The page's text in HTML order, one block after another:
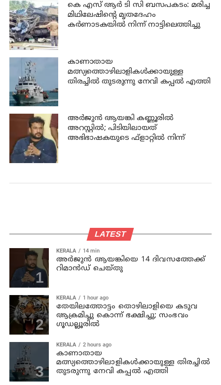
കെ എസ് ആര്‍ ടി സി ബസപകടം: മരിച്ച
മിഥിലേഷിന്റെ മൃതദേഹം
കര്‍ണാടകയില്‍ നിന്ന് നാട്ടിലെത്തിച്ചു
കാണാതായ
മത്സ്യത്തൊഴിലാളികള്‍ക്കായുള്ള
തിരച്ചില്‍ തുടരുന്നു നേവി കപ്പല്‍ എത്തി
അര്‍ജുന്‍ ആയങ്കി കണ്ണൂരില്‍
അറസ്റ്റില്‍; പിടിയിലായത്
അഭിഭാഷകയുടെ ഫ്‌ളാറ്റില്‍ നിന്ന്
LATEST
KERALA 14 min
അര്‍ജുന്‍ ആയങ്കിയെ 14 ദിവസത്തേക്ക്
റിമാൻഡ് ചെയ്തു
KERALA 1 hour ago
തേയിലത്തോട്ടം തൊഴിലാളിയെ കടുവ
ആക്രമിച്ചു കൊന്ന് ഭക്ഷിച്ചു; സംഭവം
ഗൂഡല്ലൂരില്‍
KERALA 2 hours ago
കാണാതായ
മത്സ്യത്തൊഴിലാളികള്‍ക്കായുള്ള തിരച്ചില്‍
തുടരുന്നു നേവി കപ്പല്‍ എത്തി